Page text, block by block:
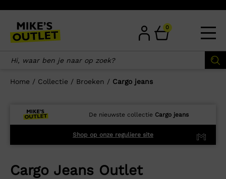
content
0
Home / Collectie / Broeken / Cargo jeans
De nieuwste collectie Cargo jeans
Shop op onze reguliere site
Cargo Jeans Outlet